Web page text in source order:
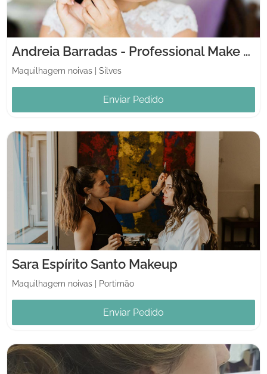
Andreia Barradas - Professional Make Up
Maquilhagem noivas Silves
Enviar Pedido
Sara Espírito Santo Makeup
Maquilhagem noivas Portimão
Enviar Pedido